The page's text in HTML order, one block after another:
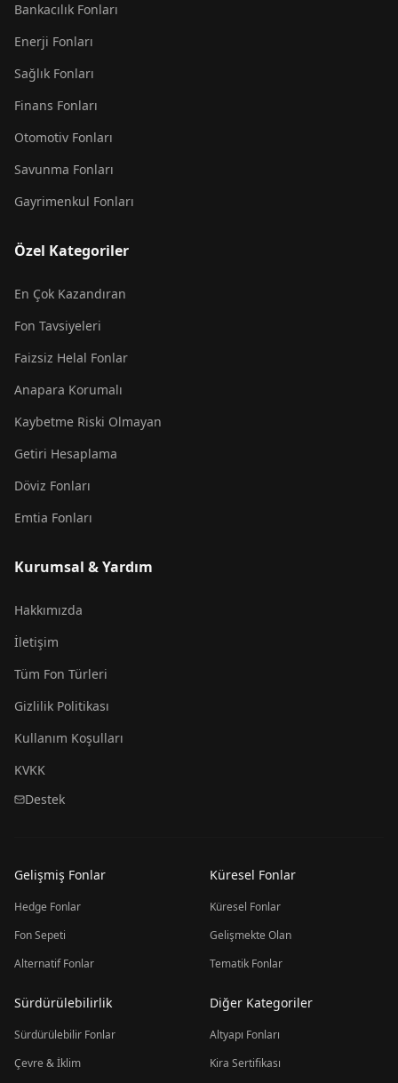
Bankacılık Fonları
Enerji Fonları
Sağlık Fonları
Finans Fonları
Otomotiv Fonları
Savunma Fonları
Gayrimenkul Fonları
Özel Kategoriler
En Çok Kazandıran
Fon Tavsiyeleri
Faizsiz Helal Fonlar
Anapara Korumalı
Kaybetme Riski Olmayan
Getiri Hesaplama
Döviz Fonları
Emtia Fonları
Kurumsal & Yardım
Hakkımızda
İletişim
Tüm Fon Türleri
Gizlilik Politikası
Kullanım Koşulları
KVKK
Destek
Gelişmiş Fonlar
Hedge Fonlar
Fon Sepeti
Alternatif Fonlar
Küresel Fonlar
Küresel Fonlar
Gelişmekte Olan
Tematik Fonlar
Sürdürülebilirlik
Sürdürülebilir Fonlar
Çevre & İklim
Diğer Kategoriler
Altyapı Fonları
Kira Sertifikası